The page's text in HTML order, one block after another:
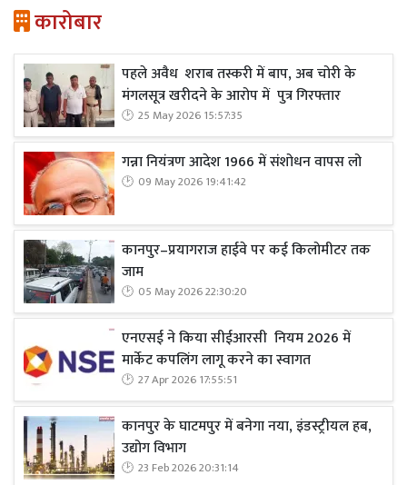
कारोबार
पहले अवैध शराब तस्करी में बाप, अब चोरी के
मंगलसूत्र खरीदने के आरोप में पुत्र गिरफ्तार
25 May 2026 15:57:35
गन्ना नियंत्रण आदेश 1966 में संशोधन वापस लो
09 May 2026 19:41:42
कानपुर–प्रयागराज हाईवे पर कई किलोमीटर तक
जाम
05 May 2026 22:30:20
एनएसई ने किया सीईआरसी नियम 2026 में
मार्केट कपलिंग लागू करने का स्वागत
27 Apr 2026 17:55:51
कानपुर के घाटमपुर में बनेगा नया, इंडस्ट्रीयल हब,
उद्योग विभाग
23 Feb 2026 20:31:14